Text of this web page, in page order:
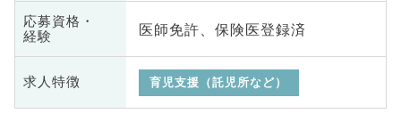
応募資格・
経験
医師免許、保険医登録済
求人特徴 育児支援（託児所など）